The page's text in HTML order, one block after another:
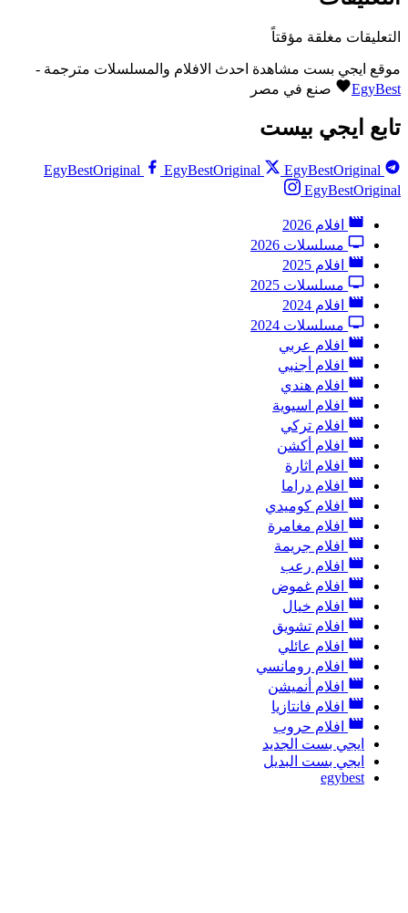
التعليقات مغلقة مؤقتاً
موقع ايجي بست مشاهدة احدث الافلام والمسلسلات مترجمة -
EgyBest
صنع في مصر
تابع ايجي بيست
EgyBestOriginal EgyBestOriginal
EgyBestOriginal
EgyBestOriginal
افلام 2026
مسلسلات 2026
افلام 2025
مسلسلات 2025
افلام 2024
مسلسلات 2024
افلام عربي
افلام أجنبي
افلام هندي
افلام اسيوية
افلام تركي
افلام أكشن
افلام اثارة
افلام دراما
افلام كوميدي
افلام مغامرة
افلام جريمة
افلام رعب
افلام غموض
افلام خيال
افلام تشويق
افلام عائلي
افلام رومانسي
افلام أنميشن
افلام فانتازيا
افلام حروب
ايجي بست الجديد
ايجي بست البديل
egybest